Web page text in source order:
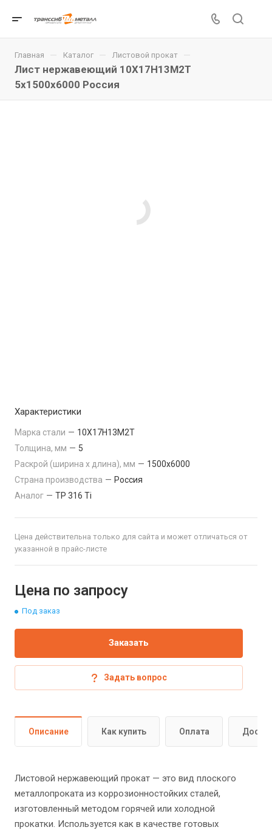
Главная — Каталог — Листовой прокат —
Лист нержавеющий 10Х17Н13М2Т
5x1500x6000 Россия
Характеристики
Марка стали — 10Х17Н13М2Т
Толщина, мм — 5
Раскрой (ширина х длина), мм — 1500x6000
Страна производства — Россия
Аналог — TP 316 Ti
Цена действительна только для сайта и может отличаться от
указанной в прайс-листе
Цена по запросу
Под заказ
Заказать
Задать вопрос
Описание Как купить Оплата
Листовой нержавеющий прокат — это вид плоского
металлопроката из коррозионностойких сталей,
изготовленный методом горячей или холодной
прокатки. Используется как в качестве готовых